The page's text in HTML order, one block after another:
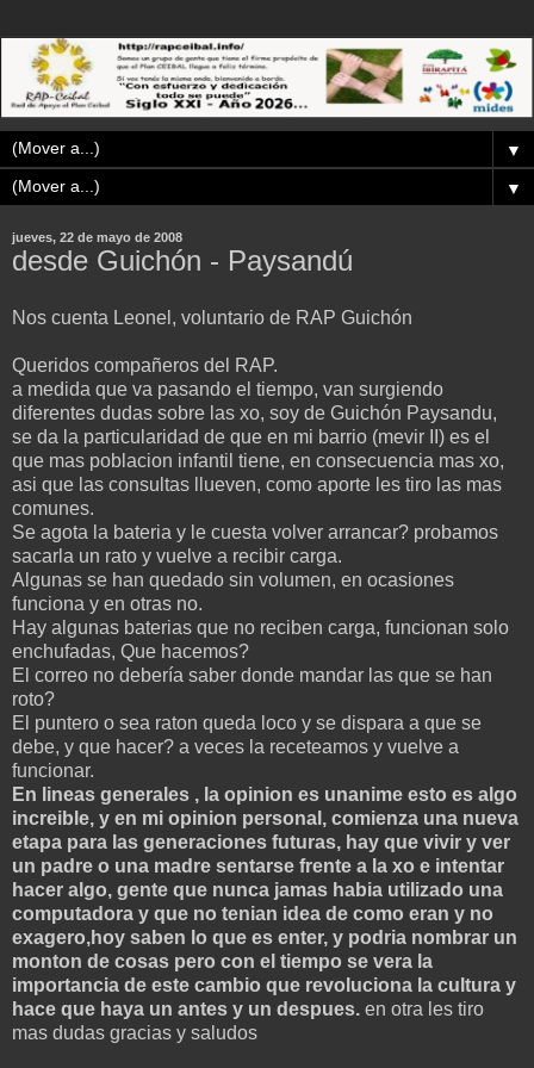
▼
▼
jueves, 22 de mayo de 2008
desde Guichón - Paysandú
Nos cuenta Leonel, voluntario de RAP Guichón
Queridos compañeros del RAP.
a medida que va pasando el tiempo, van surgiendo
diferentes dudas sobre las xo, soy de Guichón Paysandu,
se da la particularidad de que en mi barrio (mevir II) es el
que mas poblacion infantil tiene, en consecuencia mas xo,
asi que las consultas llueven, como aporte les tiro las mas
comunes.
Se agota la bateria y le cuesta volver arrancar? probamos
sacarla un rato y vuelve a recibir carga.
Algunas se han quedado sin volumen, en ocasiones
funciona y en otras no.
Hay algunas baterias que no reciben carga, funcionan solo
enchufadas, Que hacemos?
El correo no debería saber donde mandar las que se han
roto?
El puntero o sea raton queda loco y se dispara a que se
debe, y que hacer? a veces la receteamos y vuelve a
funcionar.
En lineas generales , la opinion es unanime esto es algo
increible, y en mi opinion personal, comienza una nueva
etapa para las generaciones futuras, hay que vivir y ver
un padre o una madre sentarse frente a la xo e intentar
hacer algo, gente que nunca jamas habia utilizado una
computadora y que no tenian idea de como eran y no
exagero,hoy saben lo que es enter, y podria nombrar un
monton de cosas pero con el tiempo se vera la
importancia de este cambio que revoluciona la cultura y
hace que haya un antes y un despues. en otra les tiro
mas dudas gracias y saludos